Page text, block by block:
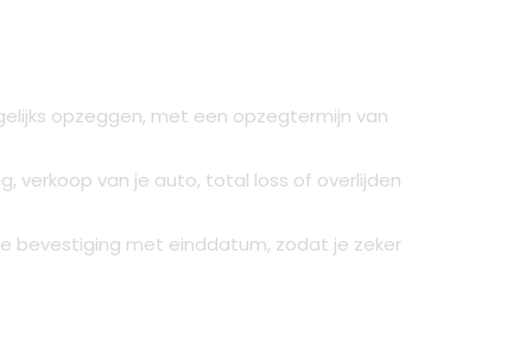
opzeggen, met een opzegtermijn van
verkoop van je auto, total loss of overlijden
bevestiging met einddatum, zodat je zeker